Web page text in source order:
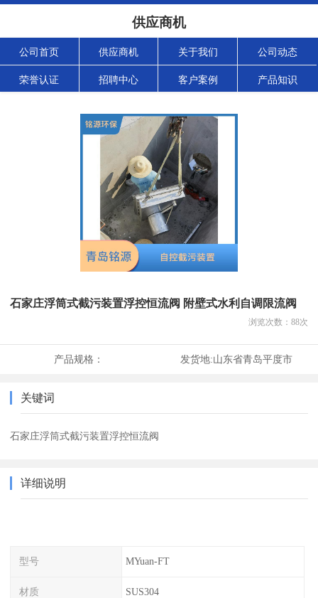
供应商机
公司首页 供应商机 关于我们 公司动态
荣誉认证 招聘中心 客户案例 产品知识
石家庄浮筒式截污装置浮控恒流阀 附壁式水利自调限流阀
浏览次数： 88次
产品规格： 发货地:山东省青岛平度市
关键词
石家庄浮筒式截污装置浮控恒流阀
详细说明
型号 MYuan-FT
材质 SUS304